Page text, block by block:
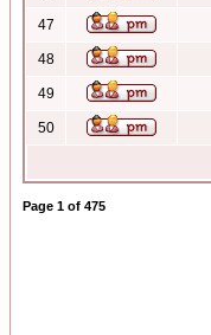
47
48
49
50
Page 1 of 475